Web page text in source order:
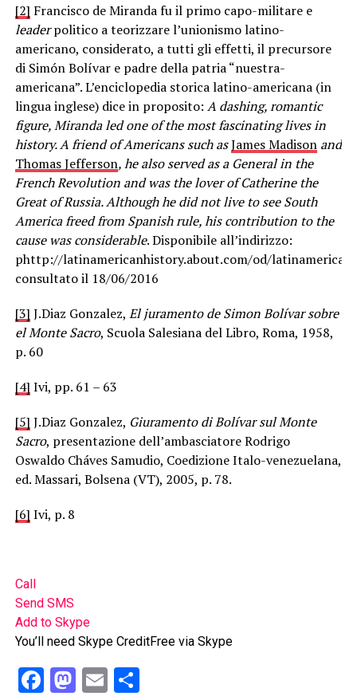
[2] Francisco de Miranda fu il primo capo-militare e
leaderpolitico a teorizzare l’unionismo latino-
americano, considerato, a tutti gli effetti, il precursore
di Simón Bolívar e padre della patria “nuestra-
americana”. L’enciclopedia storica latino-americana (in
lingua inglese) dice in proposito: A dashing, romantic
figure, Miranda led one of the most fascinating lives in
history.A friend of Americans such asJames Madison and
Thomas Jefferson, he also served as a General in the
French Revolution and was the lover of Catherine the
Great of Russia. Although he did not live to see South
America freed from Spanish rule, his contribution to the
cause was considerable. Disponibile all’indirizzo:
phttp://latinamericanhistory.about.com/od/
consultato il 18/06/2016
[3] J.Diaz Gonzalez, El juramento de Simon Bolívar sobre
el Monte Sacro, Scuola Salesiana del Libro, Roma, 1958,
p. 60
[4] Ivi, pp. 61 – 63
[5] J.Diaz Gonzalez, Giuramento di Bolívar sul Monte
Sacro, presentazione dell’ambasciatore Rodrigo
Oswaldo Cháves Samudio, Coedizione Italo-venezuelana,
ed. Massari, Bolsena (VT), 2005, p. 78.
[6] Ivi, p. 8
Call
Send SMS
Add to Skype
You’ll need Skype CreditFree via Skype
Facebook
Mastodon
EmailCondividi